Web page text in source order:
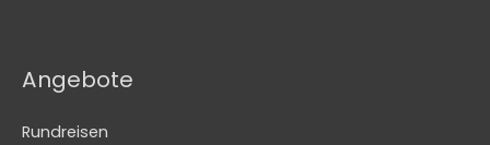
Angebote
Rundreisen